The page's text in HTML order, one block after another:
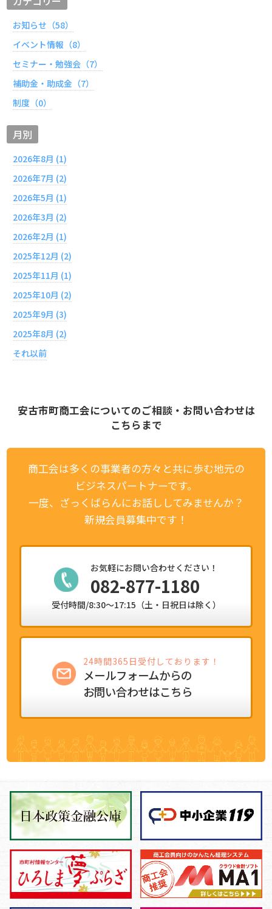
お知らせ（58）
イベント情報（8）
セミナー・勉強会（7）
補助金・助成金（7）
制度（0）
月別
2026年8月 (1)
2026年7月 (2)
2026年5月 (1)
2026年3月 (2)
2026年2月 (1)
2025年12月 (2)
2025年11月 (1)
2025年10月 (2)
2025年9月 (3)
2025年8月 (2)
それ以前
安古市町商工会についてのご相談・お問い合わせは
こちらまで
商工会は多くの事業者の方々と共に歩む地元の
ビジネスパートナーです。
一度、ざっくばらんにお話ししてみませんか？
新規会員募集中です！
お気軽にお問い合わせください！
082-877-1180
受付時間/8:30～17:15（土・日祝日は除く）
24時間365日受付しております！
メールフォームからの
お問い合わせはこちら